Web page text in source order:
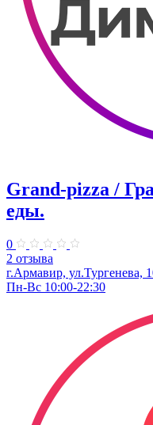
Grand-pizza /
еды.
0
2 отзыва
г.Армавир, ул.Тургенева,
Пн-Вс 10:00-22:30